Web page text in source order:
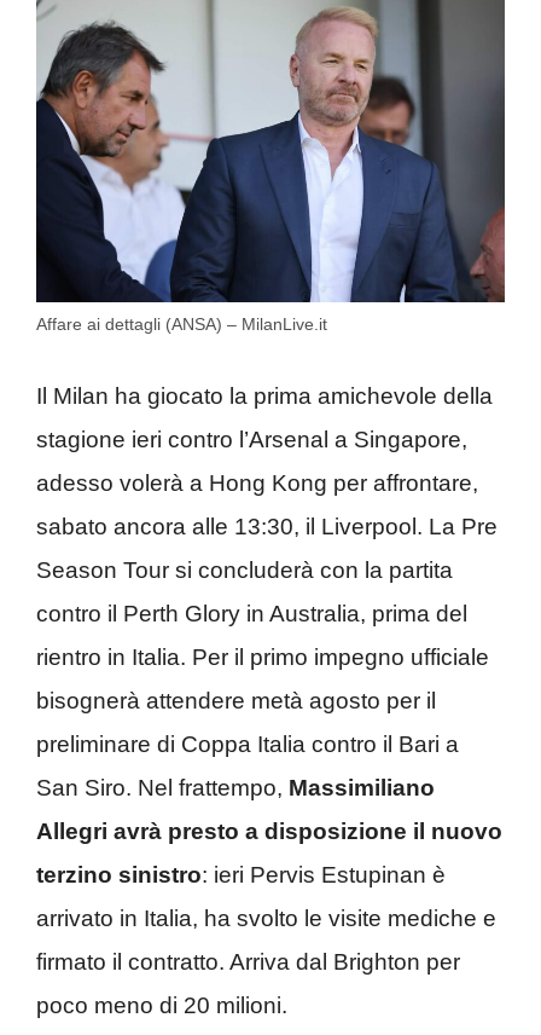
Affare ai dettagli (ANSA) – MilanLive.it
Il Milan ha giocato la prima amichevole della
stagione ieri contro l’Arsenal a Singapore,
adesso volerà a Hong Kong per affrontare,
sabato ancora alle 13:30, il Liverpool. La Pre
Season Tour si concluderà con la partita
contro il Perth Glory in Australia, prima del
rientro in Italia. Per il primo impegno ufficiale
bisognerà attendere metà agosto per il
preliminare di Coppa Italia contro il Bari a
San Siro. Nel frattempo, Massimiliano
Allegri avrà presto a disposizione il nuovo
terzino sinistro: ieri Pervis Estupinan è
arrivato in Italia, ha svolto le visite mediche e
firmato il contratto. Arriva dal Brighton per
poco meno di 20 milioni.